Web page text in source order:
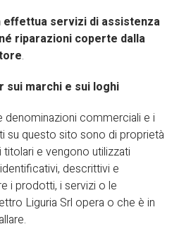
ABB
effettua servizi di assistenza
riparazioni coperte dalla
.
sui marchi e sui loghi
denominazioni commerciali e i
su questo sito sono di proprietà
e vengono utilizzati
descrittivi e
i prodotti, i servizi o le
Liguria Srl opera o che è in